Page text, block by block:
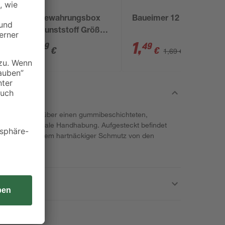
Aufbewahrungsbox
'R' Kunststoff Größe
S 17 Liter 37 x 26,5 x
25,5 cm
29 €
Baueimer 12 l
1,49 € 1,69 €
verfügt über einen gummibeschichteten,
so optimale Handhabung. Aufgesteckt befindet
mit dem hartnäckiger Schmutz von den